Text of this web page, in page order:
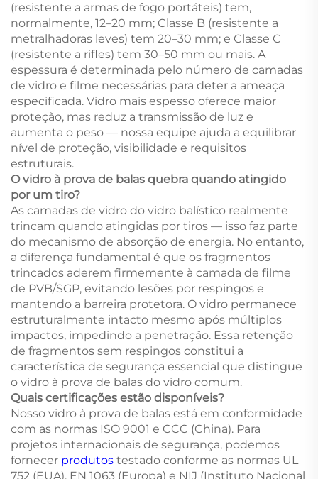
(resistente a armas de fogo portáteis) tem,
normalmente, 12–20 mm; Classe B (resistente a
metralhadoras leves) tem 20–30 mm; e Classe C
(resistente a rifles) tem 30–50 mm ou mais. A
espessura é determinada pelo número de camadas
de vidro e filme necessárias para deter a ameaça
especificada. Vidro mais espesso oferece maior
proteção, mas reduz a transmissão de luz e
aumenta o peso — nossa equipe ajuda a equilibrar
nível de proteção, visibilidade e requisitos
estruturais.
O vidro à prova de balas quebra quando atingido
por um tiro?
As camadas de vidro do vidro balístico realmente
trincam quando atingidas por tiros — isso faz parte
do mecanismo de absorção de energia. No entanto,
a diferença fundamental é que os fragmentos
trincados aderem firmemente à camada de filme
de PVB/SGP, evitando lesões por respingos e
mantendo a barreira protetora. O vidro permanece
estruturalmente intacto mesmo após múltiplos
impactos, impedindo a penetração. Essa retenção
de fragmentos sem respingos constitui a
característica de segurança essencial que distingue
o vidro à prova de balas do vidro comum.
Quais certificações estão disponíveis?
Nosso vidro à prova de balas está em conformidade
com as normas ISO 9001 e CCC (China). Para
projetos internacionais de segurança, podemos
fornecer produtos testado conforme as normas UL
752 (EUA), EN 1063 (Europa) e NIJ (Instituto Nacional